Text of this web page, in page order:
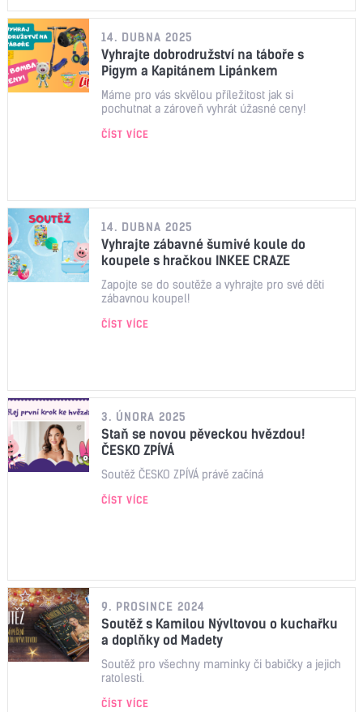
14. DUBNA 2025
Vyhrajte dobrodružství na táboře s
Pigym a Kapitánem Lipánkem
Máme pro vás skvělou příležitost jak si
pochutnat a zároveň vyhrát úžasné ceny!
ČÍST VÍCE
14. DUBNA 2025
Vyhrajte zábavné šumivé koule do
koupele s hračkou INKEE CRAZE
Zapojte se do soutěže a vyhrajte pro své děti
zábavnou koupel!
ČÍST VÍCE
3. ÚNORA 2025
Staň se novou pěveckou hvězdou!
ČESKO ZPÍVÁ
Soutěž ČESKO ZPÍVÁ právě začíná
ČÍST VÍCE
9. PROSINCE 2024
Soutěž s Kamilou Nývltovou o kuchařku
a doplňky od Madety
Soutěž pro všechny maminky či babičky a jejich
ratolesti.
ČÍST VÍCE